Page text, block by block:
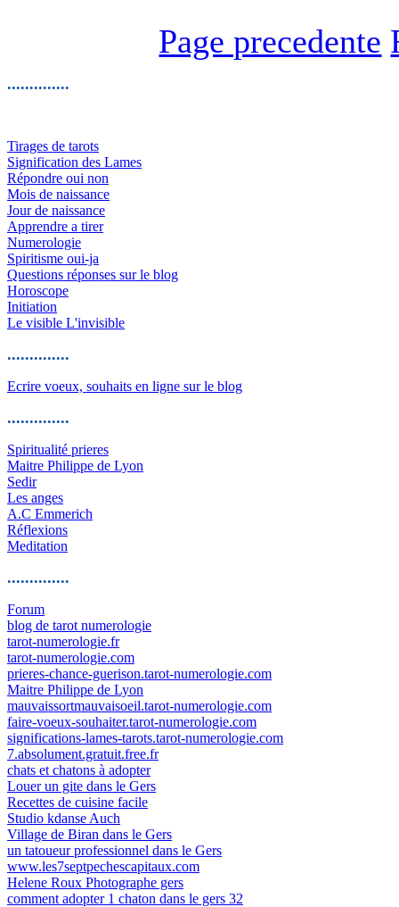
Page precedente
..............
Tirages de tarots
Signification des Lames
Répondre oui non
Mois de naissance
Jour de naissance
Apprendre a tirer
Numerologie
Spiritisme oui-ja
Questions réponses sur le blog
Horoscope
Initiation
Le visible L'invisible
..............
Ecrire voeux, souhaits en ligne sur le blog
..............
Spiritualité prieres
Maitre Philippe de Lyon
Sedir
Les anges
A.C Emmerich
Réflexions
Meditation
..............
Forum
blog de tarot numerologie
tarot-numerologie.fr
tarot-numerologie.com
prieres-chance-guerison.tarot-numerologie.com
Maitre Philippe de Lyon
mauvaissortmauvaisoeil.tarot-numerologie.com
faire-voeux-souhaiter.tarot-numerologie.com
significations-lames-tarots.tarot-numerologie.com
7.absolument.gratuit.free.fr
chats et chatons à adopter
Louer un gite dans le Gers
Recettes de cuisine facile
Studio kdanse Auch
Village de Biran dans le Gers
un tatoueur professionnel dans le Gers
www.les7septpechescapitaux.com
Helene Roux Photographe gers
comment adopter 1 chaton dans le gers 32